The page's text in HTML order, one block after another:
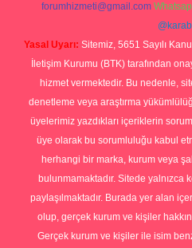
forumhizmeti@gmail.com
Yasal Uyarı: Sitemiz, 5651 Sayılı
İletişim Kurumu (BTK) tarafından
hizmet vermektedir. Bu nedenle,
denetleme veya araştırma
üyelerimiz yazdıkları içeriklerin
üye olarak bu sorumluluğu kabul
herhangi bir marka, kurum veya
bulunmamaktadır. Sitede yalnızca
paylaşılmaktadır. Burada yer alan
olup, gerçek kurum ve kişiler
Gerçek kurum ve kişiler ile isim